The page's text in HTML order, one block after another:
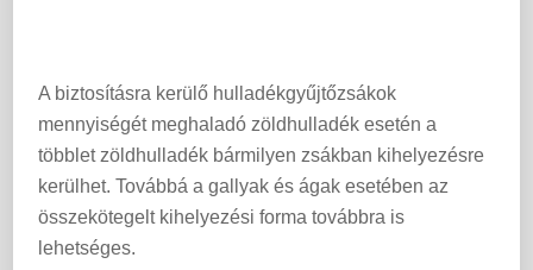
A biztosításra kerülő hulladékgyűjtőzsákok
mennyiségét meghaladó zöldhulladék esetén a
többlet zöldhulladék bármilyen zsákban kihelyezésre
kerülhet. Továbbá a gallyak és ágak esetében az
összekötegelt kihelyezési forma továbbra is
lehetséges.